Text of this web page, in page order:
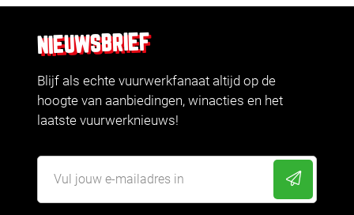
NIEUWSBRIEF
Blijf als echte vuurwerkfanaat altijd op de
hoogte van aanbiedingen, winacties en het
laatste vuurwerknieuws!